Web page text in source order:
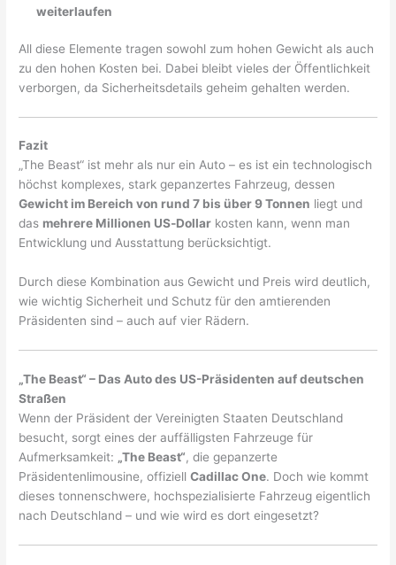
weiterlaufen
All diese Elemente tragen sowohl zum hohen Gewicht als auch
zu den hohen Kosten bei. Dabei bleibt vieles der Öffentlichkeit
verborgen, da Sicherheitsdetails geheim gehalten werden.
Fazit
„The Beast“ ist mehr als nur ein Auto – es ist ein technologisch
höchst komplexes, stark gepanzertes Fahrzeug, dessen
Gewicht im Bereich von rund 7 bis über 9 Tonnen liegt und
das mehrere Millionen US‑Dollar kosten kann, wenn man
Entwicklung und Ausstattung berücksichtigt.
Durch diese Kombination aus Gewicht und Preis wird deutlich,
wie wichtig Sicherheit und Schutz für den amtierenden
Präsidenten sind – auch auf vier Rädern.
„The Beast“ – Das Auto des US-Präsidenten auf deutschen
Straßen
Wenn der Präsident der Vereinigten Staaten Deutschland
besucht, sorgt eines der auffälligsten Fahrzeuge für
Aufmerksamkeit: „The Beast“, die gepanzerte
Präsidentenlimousine, offiziellCadillac One. Doch wie kommt
dieses tonnenschwere, hochspezialisierte Fahrzeug eigentlich
nach Deutschland – und wie wird es dort eingesetzt?